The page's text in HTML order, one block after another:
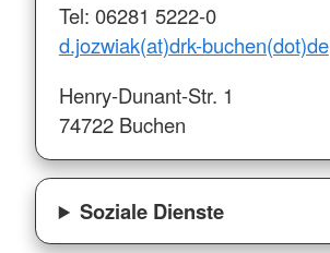
Tel: 06281 5222-0
d.jozwiak(at)drk-buchen(dot)de
Henry-Dunant-Str. 1
74722 Buchen
Soziale Dienste